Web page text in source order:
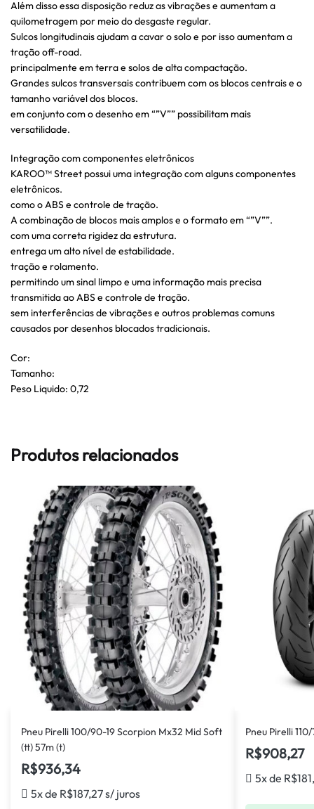
Além disso essa disposição reduz as vibrações e aumentam a
quilometragem por meio do desgaste regular.
Sulcos longitudinais ajudam a cavar o solo e por isso aumentam a
tração off-road.
principalmente em terra e solos de alta compactação.
Grandes sulcos transversais contribuem com os blocos centrais e o
tamanho variável dos blocos.
em conjunto com o desenho em “”V”” possibilitam mais
versatilidade.
Integração com componentes eletrônicos
KAROO™ Street possui uma integração com alguns componentes
eletrônicos.
como o ABS e controle de tração.
A combinação de blocos mais amplos e o formato em “”V””.
com uma correta rigidez da estrutura.
entrega um alto nível de estabilidade.
tração e rolamento.
permitindo um sinal limpo e uma informação mais precisa
transmitida ao ABS e controle de tração.
sem interferências de vibrações e outros problemas comuns
causados por desenhos blocados tradicionais.
Cor:
Tamanho:
Peso Liquido: 0,72
Produtos relacionados
Pneu Pirelli 100/90-19 Scorpion Mx32 Mid Soft
(tt) 57m (t)
R$936,34
5x de R$187,27s/ juros
Pneu Pirelli
R$908,27
5x de R$